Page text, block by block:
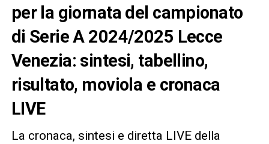
per la giornata del campionato
di Serie A 2024/2025 Lecce
Venezia: sintesi, tabellino,
risultato, moviola e cronaca
LIVE
La cronaca, sintesi e diretta LIVE della